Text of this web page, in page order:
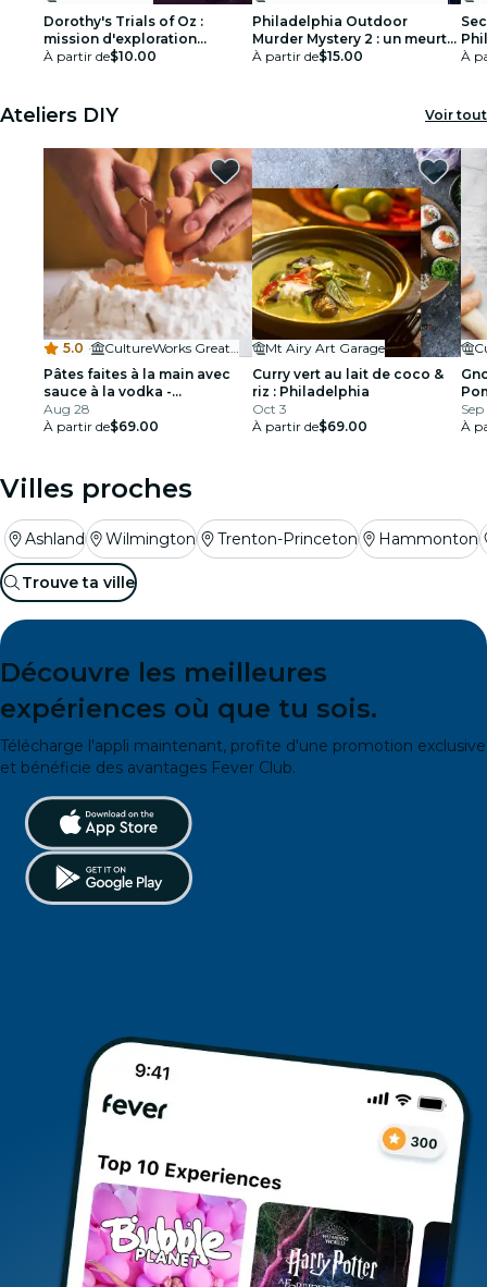
Dorothy's Trials of Oz :
mission d'exploration
urbaine à Philadelphie
À partir de$10.00
Philadelphia Outdoor
Murder Mystery 2 : un meurtre
en plein air le soir d’un
À partir de$15.00 À
Ateliers DIY Voir tout
5.0 ·
CultureWorks Greater Philadelphia
Pâtes faites à la main avec
sauce à la vodka -
Philadelphie
Aug 28
À partir de$69.00
Mt Airy Art Garage
Curry vert au lait de coco &
riz : Philadelphia
Oct 3
À partir de$69.00
Sep
À
Villes proches
Ashland Wilmington Trenton-Princeton Hammonton
Trouve ta ville
Découvre les meilleures
expériences où que tu sois.
Télécharge l'appli maintenant, profite d'une promotion exclusive
et bénéficie des avantages Fever Club.